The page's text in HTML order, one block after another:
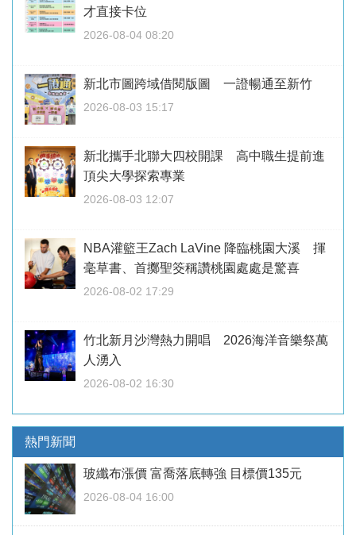
才直接卡位
2026-08-04 08:20
新北市圖跨域借閱版圖 一證暢通至新竹
2026-08-03 15:17
新北攜手北聯大四校開課 高中職生提前進
頂尖大學探索專業
2026-08-03 12:07
NBA灌籃王Zach LaVine 降臨桃園大溪 揮
毫草書、首擲聖筊稱讚桃園處處是驚喜
2026-08-02 17:29
竹北新月沙灣熱力開唱 2026海洋音樂祭萬
人湧入
2026-08-02 16:30
熱門新聞
玻纖布漲價 富喬落底轉強 目標價135元
2026-08-04 16:00